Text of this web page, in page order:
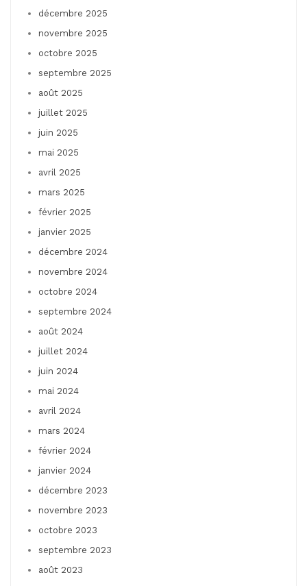
décembre 2025
novembre 2025
octobre 2025
septembre 2025
août 2025
juillet 2025
juin 2025
mai 2025
avril 2025
mars 2025
février 2025
janvier 2025
décembre 2024
novembre 2024
octobre 2024
septembre 2024
août 2024
juillet 2024
juin 2024
mai 2024
avril 2024
mars 2024
février 2024
janvier 2024
décembre 2023
novembre 2023
octobre 2023
septembre 2023
août 2023